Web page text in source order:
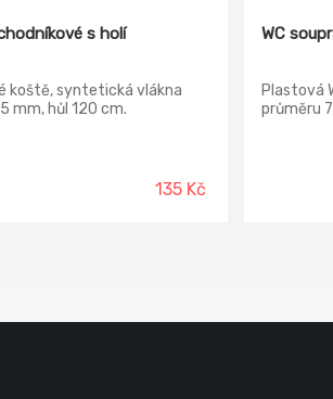
s holí
koště, syntetická vlákna
mm, hůl 120 cm.
135 Kč
WC
Plastová
průměru